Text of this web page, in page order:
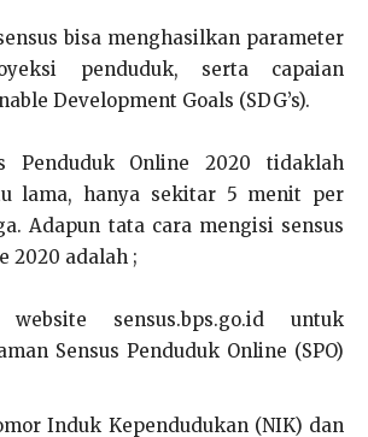
bisa menghasilkan parameter
penduduk, serta capaian
Development Goals (SDG’s).
Penduduk Online 2020 tidaklah
lama, hanya sekitar 5 menit per
Adapun tata cara mengisi sensus
2020 adalah ;
sensus.bps.go.id untuk
Sensus Penduduk Online (SPO)
Induk Kependudukan (NIK) dan